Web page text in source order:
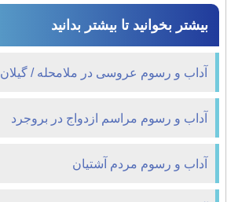
بیشتر بخوانید تا بیشتر بدانید
آداب و رسوم عروسی در ملامحله / گیلان
آداب و رسوم مراسم ازدواج در بروجرد
آداب و رسوم مردم آشتیان